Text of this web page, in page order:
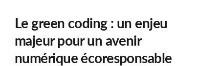
Le green coding : un enjeu
majeur pour un avenir
numérique écoresponsable